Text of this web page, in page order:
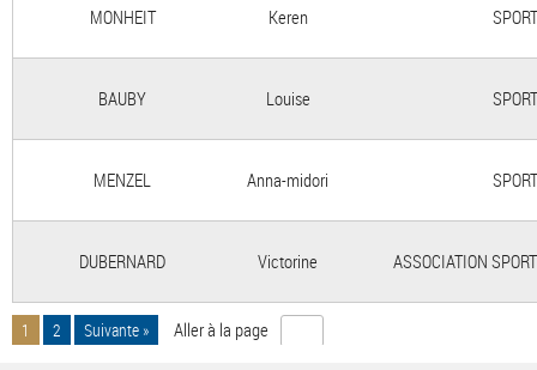
MONHEIT Keren
BAUBY Louise
MENZEL Anna-midori
DUBERNARD Victorine ASSOCIATION
1 2 Suivante » Aller à la page